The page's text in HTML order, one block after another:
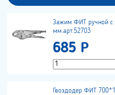
Зажим ФИТ ручной с
мм.арт.52703
685 Р
Гвоздодер ФИТ